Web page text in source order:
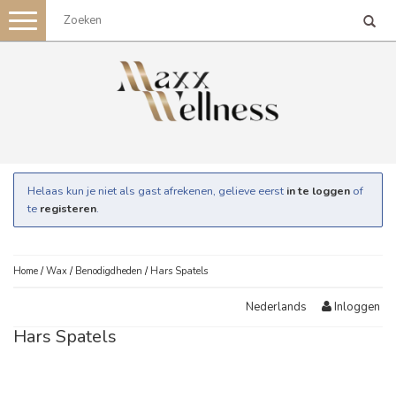
Toggle
navigation
Helaas kun je niet als gast afrekenen, gelieve eerst in te loggen of
te registeren.
Home /Wax / Benodigdheden / Hars Spatels
Nederlands Inloggen
Hars Spatels